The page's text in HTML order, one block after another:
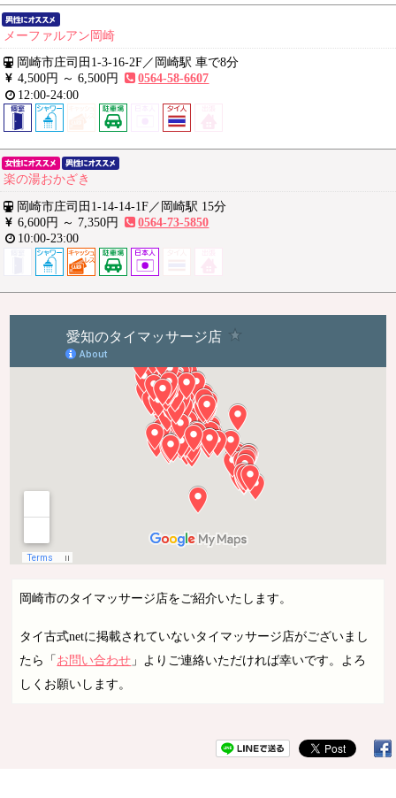
メーファルアン岡崎
岡崎市庄司田1-3-16-2F／岡崎駅 車で8分
4,500円 ～6,500円
0564-58-6607
12:00-24:00
楽の湯おかざき
岡崎市庄司田1-14-14-1F／岡崎駅 15分
6,600円 ～ 7,350円
0564-73-5850
10:00-23:00
岡崎市のタイマッサージ店をご紹介いたします。
タイ古式netに掲載されていないタイマッサージ店がございまし
たら「お問い合わせ 」よりご連絡いただければ幸いです。よろ
しくお願いします。